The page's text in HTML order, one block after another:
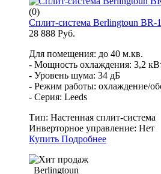
(0)
Сплит-система Berlingtoun BR-
28 888 Руб.
Для помещения: до 40 м.кв.
- Мощность охлаждения: 3,2
- Уровень шума: 34 дБ
- Режим работы: охлаждение/
- Серия: Leeds
Тип: Настенная сплит-система
Инверторное управление: Нет
Купить Подробнее
Berlingtoun